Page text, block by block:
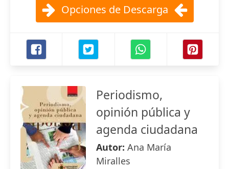
Opciones de Descarga
Periodismo,
opinión pública y
agenda ciudadana
Autor: Ana María
Miralles